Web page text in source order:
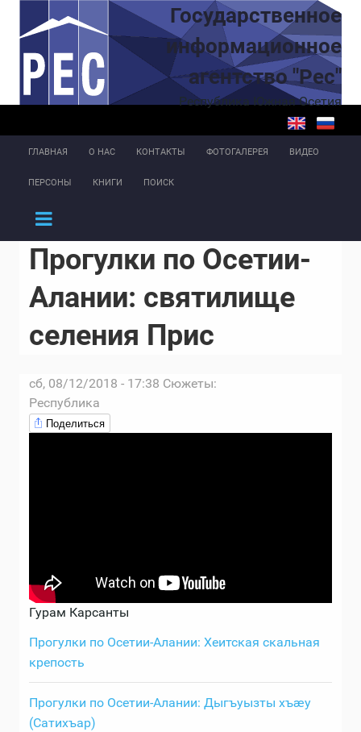
Перейти к основному содержаниюГосударственное
информационное
агентство "Рес"
Республика Южная Осетия
ГЛАВНАЯ О НАС КОНТАКТЫ ФОТОГАЛЕРЕЯ ВИДЕО
ПЕРСОНЫ КНИГИ ПОИСК
Прогулки по Осетии-
Алании: святилище
селения Прис
сб, 08/12/2018 - 17:38 Сюжеты:
Республика
Поделиться
Гурам Карсанты
Прогулки по Осетии-Алании: Хеитская скальная
крепость
Прогулки по Осетии-Алании: Дыгъуызты хъæу
(Сатихъар)